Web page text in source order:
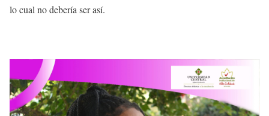
lo cual no debería ser así.